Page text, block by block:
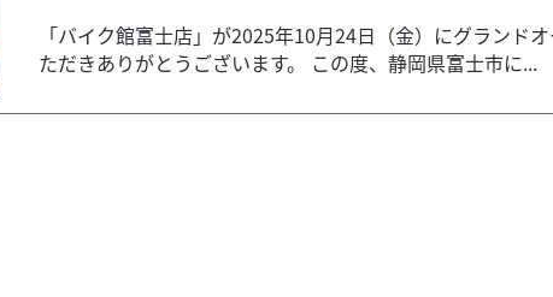
「バイク館富士店」が2025年10月24日（金）にグランド
ただきありがとうございます。 この度、静岡県富士市に...